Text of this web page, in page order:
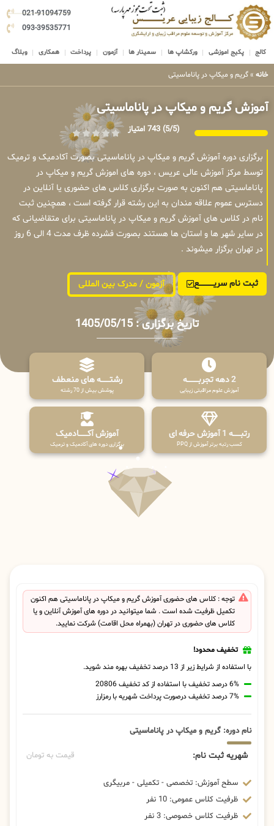
021-91094759
093-39535771
کالج پکیج اموزشی ورکشاپ ها سمینار ها آزمون پرداخت همکاری وبلاگ
خانه » گریم و میکاپ در پاناماسیتی
آموزش گریم و میکاپ در پاناماسیتی
(5/5) 743 امتیاز
برگزاری دوره آموزش گریم و میکاپ در پاناماسیتی بصورت آکادمیک و ترمیک
توسط مرکز آموزش عالی عریس ، دوره های اموزش گریم و میکاپ در
پاناماسیتی هم اکنون به صورت برگزاری کلاس های حضوری یا آنلاین در
دسترس عموم علاقه مندان به این رشته قرار گرفته است ، همچنین ثبت
نام در کلاس های آموزش گریم و میکاپ در پاناماسیتی برای متقاضیانی که
در سایر شهر ها و استان ها هستند بصورت فشرده ظرف مدت 4 الی 6 روز
در تهران برگزار میشوند .
ثبت نام سریــــــــــــع آزمون / مدرک بین المللی
تاریخ برگزاری : 1405/05/15
2 دهه تجربـــــــــه
آموزش علوم مراقبتی زیبایی
رشتـــــــه های منعطف
پوشش بیش از 70 رشته
رتبــــــه 1 آموزش حرفه ای
کسب رتبه برتر آموزش از PPQ
آموزش آکـــــــادمیک
برگزاری دوره های آکادمیک و ترمیک
توجه : کلاس های حضوری آموزش گریم و میکاپ در پاناماسیتی هم اکنون
تکمیل ظرفیت شده است . شما میتوانید در دوره های آموزش آنلاین و یا
کلاس های حضوری در تهران (بهمراه محل اقامت) شرکت نمایید.
تخفیف محدود!
با استفاده از شرایط زیر از 13 درصد تخفیف بهره مند شوید.
6% درصد تخفیف با استفاده از کد تخفیف 20806
7% درصد تخفیف درصورت پرداخت شهریه با رمزارز
نام دوره: گریم و میکاپ در پاناماسیتی
شهریه ثبت نام: قیمت به تومان
سطح آموزش: تخصصی - تکمیلی - مربیگری
ظرفیت کلاس عمومی: 10 نفر
ظرفیت کلاس خصوصی: 3 نفر